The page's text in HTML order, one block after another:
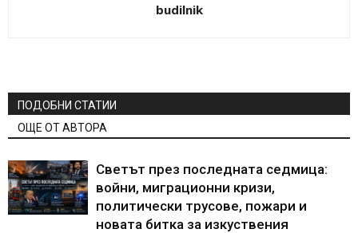
budilnik
ПОДОБНИ СТАТИИ
ОЩЕ ОТ АВТОРА
Светът през последната седмица:
войни, миграционни кризи,
политически трусове, пожари и
новата битка за изкуствения